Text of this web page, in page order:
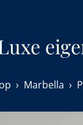
Marbella